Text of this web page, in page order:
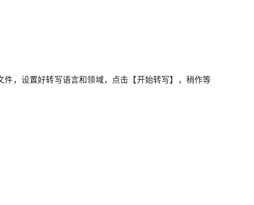
，设置好转写语言和领域，点击【开始转写】，稍作等